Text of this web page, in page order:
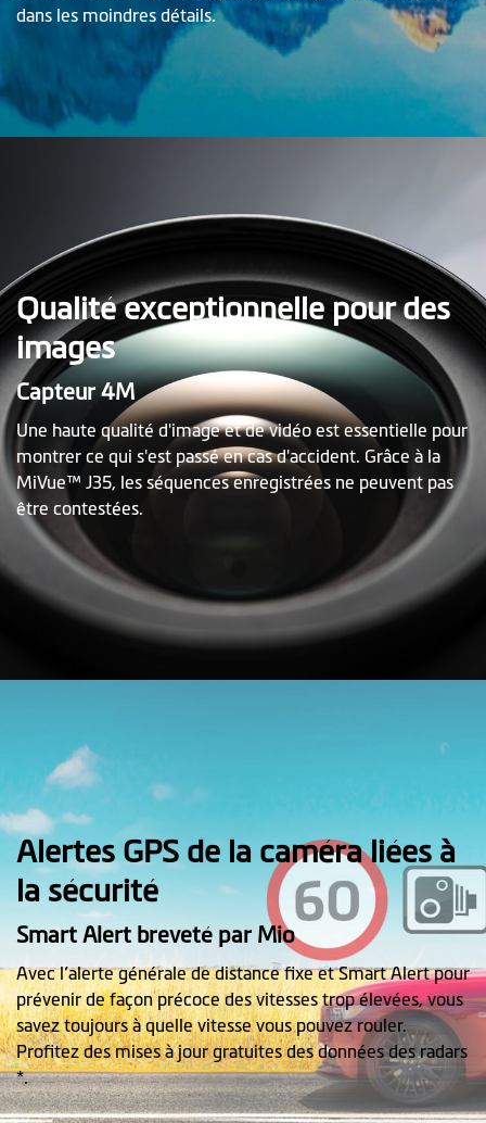
dans les moindres détails.
Qualité exceptionnelle pour des
images
Capteur 4M
Une haute qualité d'image et de vidéo est essentielle pour
montrer ce qui s'est passé en cas d'accident. Grâce à la
MiVue™ J35, les séquences enregistrées ne peuvent pas
être contestées.
Alertes GPS de la caméra liées à
la sécurité
Smart Alert breveté par Mio
Avec l’alerte générale de distance fixe et Smart Alert pour
prévenir de façon précoce des vitesses trop élevées, vous
savez toujours à quelle vitesse vous pouvez rouler.
Profitez des mises à jour gratuites des données des radars
*.